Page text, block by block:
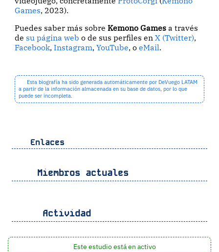
Games, 2023).
Puedes saber más sobreKemono Games a través
de su página web o de sus perfiles enX (Twitter),
Facebook,Instagram,YouTube, oeMail.
Esta biografía ha sido generada automáticamente por DeVuego LATAM
a partir de la información almacenada en su base de datos, por lo que
puede ser incompleta.
Enlaces
Miembros actuales
Actividad
Este estudio está en activo